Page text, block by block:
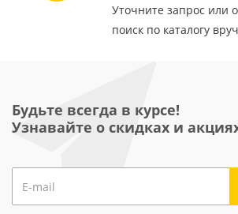
Уточните запрос или
поиск по каталогу
Будьте всегда в курсе!
Узнавайте о скидках и